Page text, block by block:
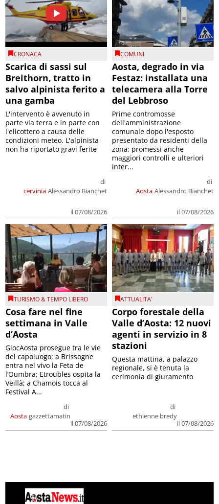
CRONACA
Scarica di sassi sul
Breithorn, tratto in
salvo alpinista ferito a
una gamba
cervinia
di
Alessandro Bianchet
il 07/08/2026
L'intervento è avvenuto in
parte via terra e in parte con
l'elicottero a causa delle
condizioni meteo. L'alpinista
non ha riportato gravi ferite
COMUNI
Aosta, degrado in via
Festaz: installata una
telecamera alla Torre
del Lebbroso
Aosta
di
Alessandro Bianchet
il 07/08/2026
Prime contromosse
dell'amministrazione
comunale dopo l'esposto
presentato da residenti della
zona; promessi anche
maggiori controlli e ulteriori
inter...
TURISMO & TEMPO LIBERO
Cosa fare nel fine
settimana in Valle
d’Aosta
Aosta
di
gazzettamatin
il 07/08/2026
GiocAosta prosegue tra le vie
del capoluogo; a Brissogne
entra nel vivo la Feta de
l’Oumbra; Etroubles ospita la
Veillà; a Chamois tocca al
Festival A...
ATTUALITA'
Corpo forestale della
Valle d’Aosta: 12 nuovi
agenti in servizio in 8
stazioni
di
ethienne bredy
il 07/08/2026
Questa mattina, a palazzo
regionale, si è tenuta la
cerimonia di giuramento